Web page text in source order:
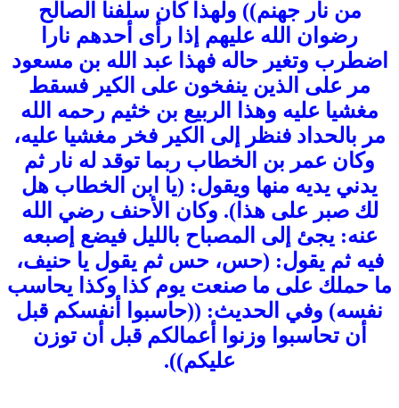
من نار جهنم)) ولهذا كان سلفنا الصالح
رضوان الله عليهم إذا رأى أحدهم نارا
اضطرب وتغير حاله فهذا عبد الله بن مسعود
مر على الذين ينفخون على الكير فسقط
مغشيا عليه وهذا الربيع بن خثيم رحمه الله
مر بالحداد فنظر إلى الكير فخر مغشيا عليه،
وكان عمر بن الخطاب ربما توقد له نار ثم
يدني يديه منها ويقول: (يا ابن الخطاب هل
لك صبر على هذا). وكان الأحنف رضي الله
عنه: يجئ إلى المصباح بالليل فيضع إصبعه
فيه ثم يقول: (حس، حس ثم يقول يا حنيف،
ما حملك على ما صنعت يوم كذا وكذا يحاسب
نفسه) وفي الحديث: ((حاسبوا أنفسكم قبل
أن تحاسبوا وزنوا أعمالكم قبل أن توزن
عليكم)).